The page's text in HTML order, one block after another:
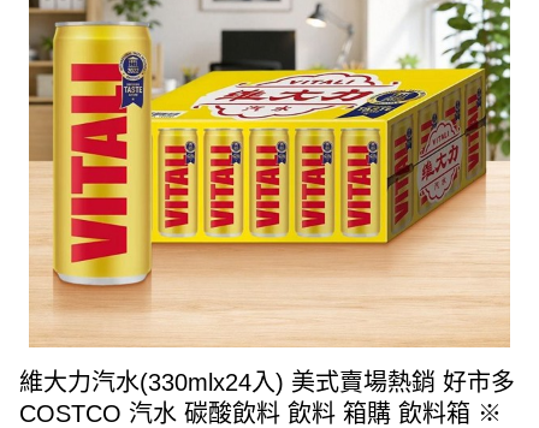
維大力汽水(330mlx24入) 美式賣場熱銷 好市多
COSTCO 汽水 碳酸飲料 飲料 箱購 飲料箱 ※